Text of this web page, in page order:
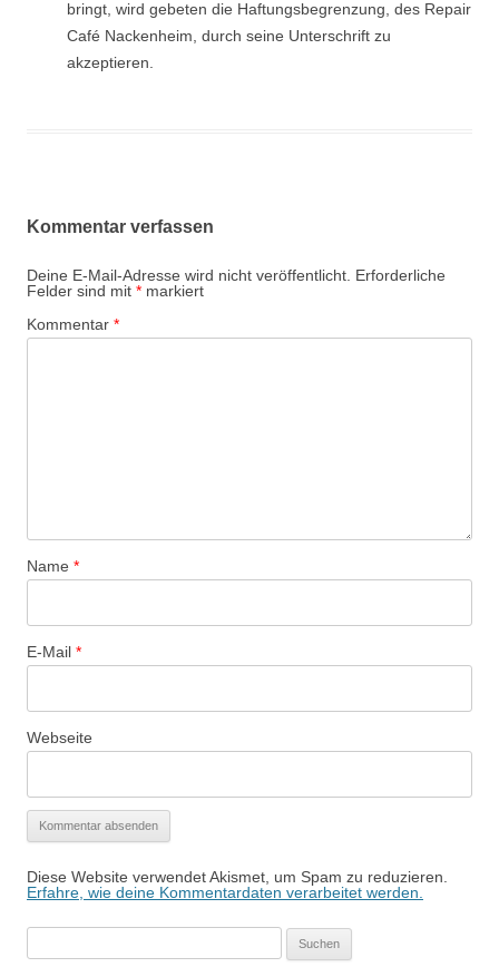
bringt, wird gebeten die Haftungsbegrenzung, des Repair
Café Nackenheim, durch seine Unterschrift zu
akzeptieren.
Kommentar verfassen
Deine E-Mail-Adresse wird nicht veröffentlicht. Erforderliche
Felder sind mit * markiert
Kommentar *
Name *
E-Mail *
Webseite
Diese Website verwendet Akismet, um Spam zu reduzieren.
Erfahre, wie deine Kommentardaten verarbeitet werden.